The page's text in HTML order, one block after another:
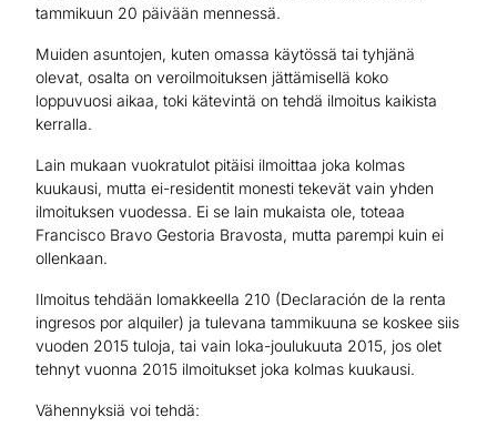
tammikuun 20 päivään mennessä.
Muiden asuntojen, kuten omassa käytössä tai tyhjänä
olevat, osalta on veroilmoituksen jättämisellä koko
loppuvuosi aikaa, toki kätevintä on tehdä ilmoitus kaikista
kerralla.
Lain mukaan vuokratulot pitäisi ilmoittaa joka kolmas
kuukausi, mutta ei-residentit monesti tekevät vain yhden
ilmoituksen vuodessa. Ei se lain mukaista ole, toteaa
Francisco Bravo Gestoria Bravosta, mutta parempi kuin ei
ollenkaan.
Ilmoitus tehdään lomakkeella 210 (Declaración de la renta
ingresos por alquiler) ja tulevana tammikuuna se koskee siis
vuoden 2015 tuloja, tai vain loka-joulukuuta 2015, jos olet
tehnyt vuonna 2015 ilmoitukset joka kolmas kuukausi.
Vähennyksiä voi tehdä: